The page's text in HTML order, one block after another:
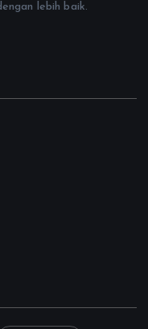
lebih baik.